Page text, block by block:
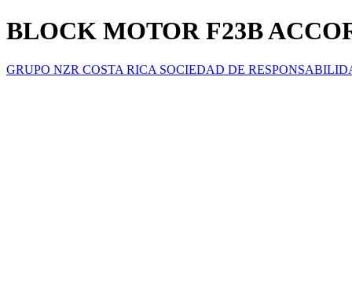
BLOCK MOTOR F23B
GRUPO NZR COSTA RICA SOCIEDAD DE